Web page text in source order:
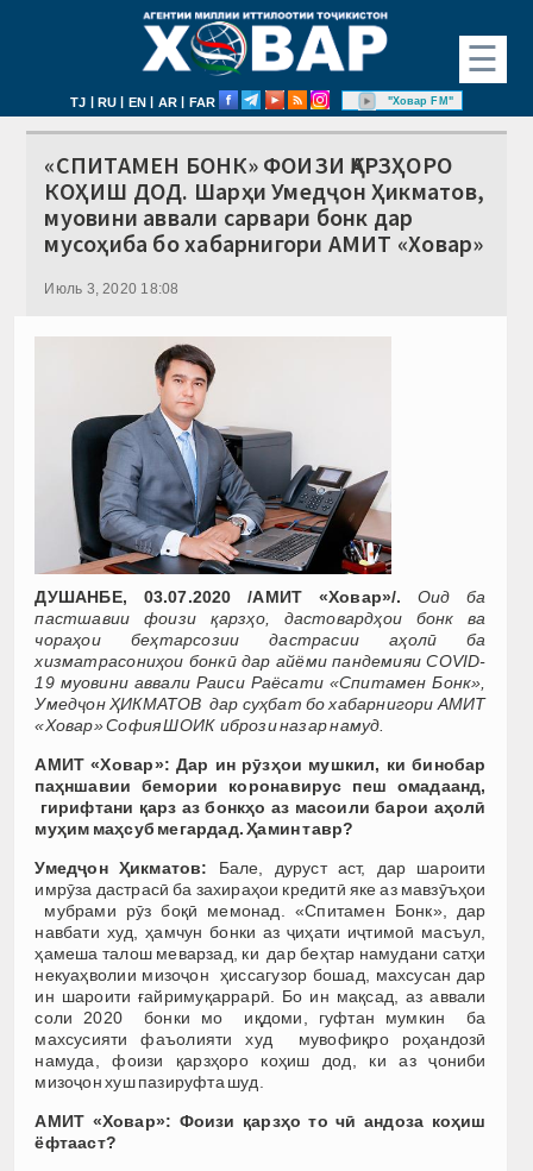
☰
TJ | RU | EN | AR | FAR "Ховар FM"
«СПИТАМЕН БОНК» ФОИЗИ ҚАРЗҲОРО
КОҲИШ ДОД. Шарҳи Умедҷон Ҳикматов,
муовини аввали сарвари бонк дар
мусоҳиба бо хабарнигори АМИТ «Ховар»
Июль 3, 2020 18:08
ДУШАНБЕ, 03.07.2020 /АМИТ «Ховар»/.Оид ба
пастшавии фоизи қарзҳо, дастовардҳои бонк ва
чораҳои беҳтарсозии дастрасии аҳолӣ ба
хизматрасониҳои бонкӣ дар айёми пандемияи COVID-
19 муовини аввали Раиси Раёсати «Спитамен Бонк»,
Умедҷон ҲИКМАТОВ дар суҳбат бо хабарнигори АМИТ
«Ховар» София ШОИК ибрози назар намуд.
АМИТ «Ховар»: Дар ин рӯзҳои мушкил, ки бинобар
паҳншавии бемории коронавирус пеш омадаанд,
гирифтани қарз аз бонкҳо аз масоили барои аҳолӣ
муҳим маҳсуб мегардад. Ҳамин тавр?
Умедҷон Ҳикматов:
Бале, дуруст аст, дар шароити
имрӯза дастрасӣ ба захираҳои кредитӣ яке аз мавзӯъҳои
мубрами рӯз боқӣ мемонад. «Спитамен Бонк», дар
навбати худ, ҳамчун бонки аз ҷиҳати иҷтимоӣ масъул,
ҳамеша талош меварзад, ки дар беҳтар намудани сатҳи
некуаҳволии мизоҷон ҳиссагузор бошад, махсусан дар
ин шароити ғайримуқаррарӣ. Бо ин мақсад, аз аввали
соли 2020 бонки мо иқдоми, гуфтан мумкин ба
махсусияти фаъолияти худ мувофиқро роҳандозӣ
намуда, фоизи қарзҳоро коҳиш дод, ки аз ҷониби
мизоҷон хуш пазируфта шуд.
АМИТ «Ховар»: Фоизи қарзҳо то чӣ андоза коҳиш
ёфтааст?